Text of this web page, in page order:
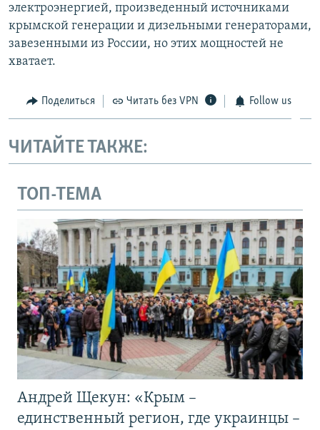
электроэнергией, произведенный источниками
крымской генерации и дизельными генераторами,
завезенными из России, но этих мощностей не
хватает.
Поделиться Читать без VPN Follow us
ЧИТАЙТЕ ТАКЖЕ:
ТОП-ТЕМА
Андрей Щекун: «Крым –
единственный регион, где украинцы –